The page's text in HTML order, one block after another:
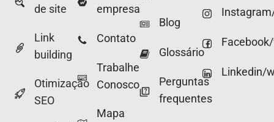
de site
Link
building
Otimização
SEO
empresa
Contato
Trabalhe
Conosco
Mapa
Blog
Glossário
Perguntas
frequentes
Linkedin/